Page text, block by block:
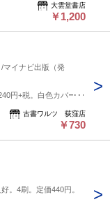
大雲堂書店
￥1,200
マイナビ出版（発
円+税。白色カバー。
古書ワルツ 荻窪店
￥730
。4刷。定価440円。